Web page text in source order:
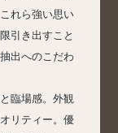
れら強い思い
引き出すこと
出へのこだわ
臨場感。外観
リティー。優